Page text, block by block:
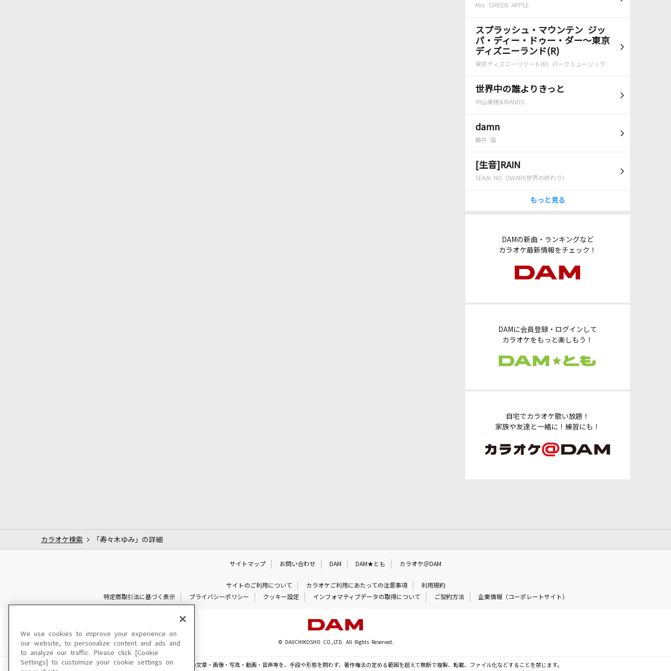
Mrs. GREEN APPLE
スプラッシュ・マウンテン ジッ
パ・ディー・ドゥー・ダー～東京
ディズニーランド(R)
東京ディズニーリゾート(R) パークミュージック
世界中の誰よりきっと
中山美穂&WANDS
damn
藤井 風
[生音]RAIN
SEKAI NO OWARI(世界の終わり)
もっと見る
DAMの新曲・ランキングなど
カラオケ最新情報をチェック！
DAMに会員登録・ログインして
カラオケをもっと楽しもう！
自宅でカラオケ歌い放題！
家族や友達と一緒に！練習にも！
カラオケ検索 「寿々木ゆみ」の詳細
サイトマップ お問い合わせ DAM DAM★とも カラオケ＠DAM
サイトのご利用について カラオケご利用にあたっての注意事項
利用規約
特定商取引法に基づく表示
プライバシーポリシー クッキー設定 インフォマティブデータの取得について ご契約方法 企業情報（コーポレートサイト）
© DAIICHIKOSHO CO.,LTD. All Rights Reserved.
このサイトに掲載されている一切の文章・画像・写真・動画・音声等を、手段や形態を問わず、著作権法の定める範囲を超えて無断で複製、転載、ファイル化などすることを禁じます。
We use cookies to improve your experience on
our website, to personalize content and ads and
to analyze our traffic. Please click [Cookie
Settings] to customize your cookie settings on